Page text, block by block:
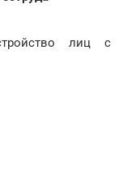
лиц с